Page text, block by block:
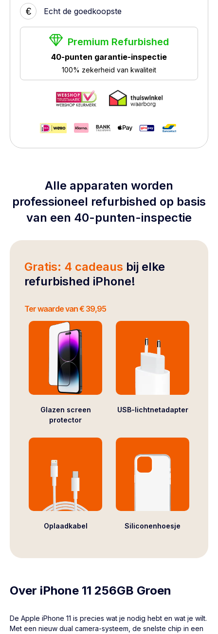
€ Echt de goedkoopste
Premium Refurbished
40-punten garantie-inspectie
100% zekerheid van kwaliteit
Alle apparaten worden
professioneel refurbished op basis
van een 40-punten-inspectie
Gratis: 4 cadeaus bij elke
refurbished iPhone!
Ter waarde van € 39,95
Glazen screen
protector
USB-lichtnetadapter
Oplaadkabel Siliconenhoesje
Over iPhone 11 256GB Groen
De Apple iPhone 11 is precies wat je nodig hebt en wat je wilt.
Met een nieuw dual camera-systeem, de snelste chip in een